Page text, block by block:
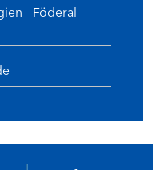
- Föderal